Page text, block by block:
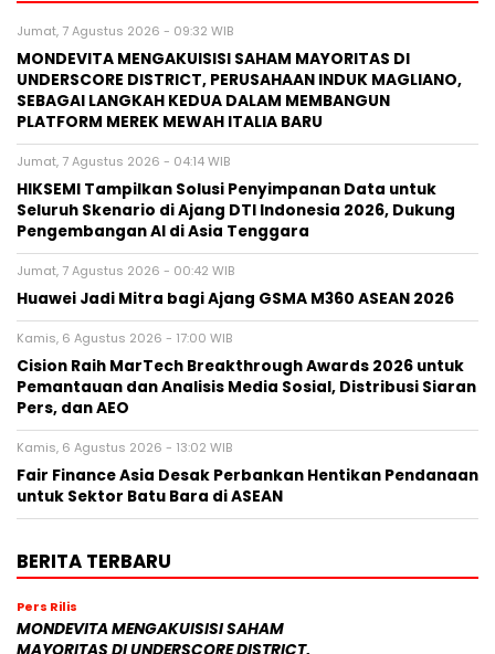
Jumat, 7 Agustus 2026 - 09:32 WIB
MONDEVITA MENGAKUISISI SAHAM MAYORITAS DI
UNDERSCORE DISTRICT, PERUSAHAAN INDUK MAGLIANO,
SEBAGAI LANGKAH KEDUA DALAM MEMBANGUN
PLATFORM MEREK MEWAH ITALIA BARU
Jumat, 7 Agustus 2026 - 04:14 WIB
HIKSEMI Tampilkan Solusi Penyimpanan Data untuk
Seluruh Skenario di Ajang DTI Indonesia 2026, Dukung
Pengembangan AI di Asia Tenggara
Jumat, 7 Agustus 2026 - 00:42 WIB
Huawei Jadi Mitra bagi Ajang GSMA M360 ASEAN 2026
Kamis, 6 Agustus 2026 - 17:00 WIB
Cision Raih MarTech Breakthrough Awards 2026 untuk
Pemantauan dan Analisis Media Sosial, Distribusi Siaran
Pers, dan AEO
Kamis, 6 Agustus 2026 - 13:02 WIB
Fair Finance Asia Desak Perbankan Hentikan Pendanaan
untuk Sektor Batu Bara di ASEAN
BERITA TERBARU
Pers Rilis
MONDEVITA MENGAKUISISI SAHAM